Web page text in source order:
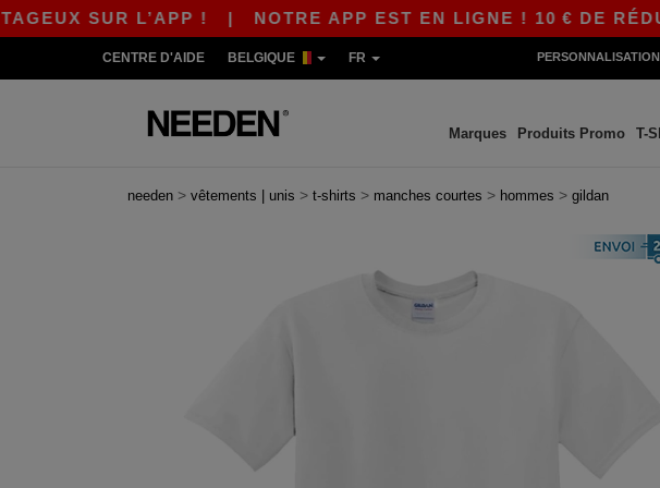
SUR L’APP !|NOTRE APP EST EN LIGNE ! 10 € DE
CENTRE D'AIDE BELGIQUE FR PERSONNALISATION
Marques Produits Promo T-
needen > vêtements | unis > t-shirts > manches courtes > hommes > gildan